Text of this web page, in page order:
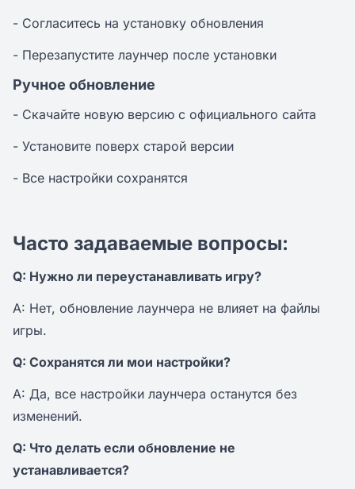
- Согласитесь на установку обновления
- Перезапустите лаунчер после установки
Ручное обновление
- Скачайте новую версию с официального сайта
- Установите поверх старой версии
- Все настройки сохранятся
Часто задаваемые вопросы:
Q: Нужно ли переустанавливать игру?
A: Нет, обновление лаунчера не влияет на файлы
игры.
Q: Сохранятся ли мои настройки?
A: Да, все настройки лаунчера останутся без
изменений.
Q: Что делать если обновление не
устанавливается?